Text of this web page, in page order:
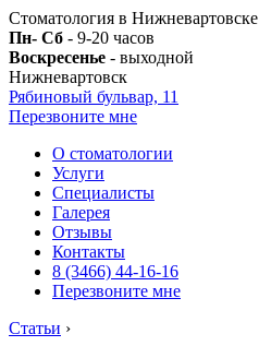
Стоматология в Нижневартовске
Пн- Сб - 9-20 часов
Воскресенье - выходной
Нижневартовск
Рябиновый бульвар, 11
Перезвоните мне
О стоматологии
Услуги
Специалисты
Галерея
Отзывы
Контакты
8 (3466) 44-16-16
Перезвоните мне
Статьи ›